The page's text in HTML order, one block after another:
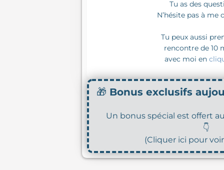
Tu as des
N’hésite pas à me
Tu peux aussi
rencontre de 10
avec moi en
🎁 Bonus exclusifs
Un bonus spécial est offert
👇
(Cliquer ici pour